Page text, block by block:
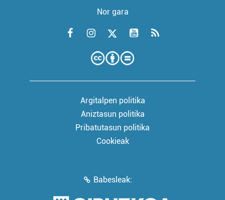
Nor gara
Argitalpen politika
Aniztasun politika
Pribatutasun politika
Cookieak
Babesleak: